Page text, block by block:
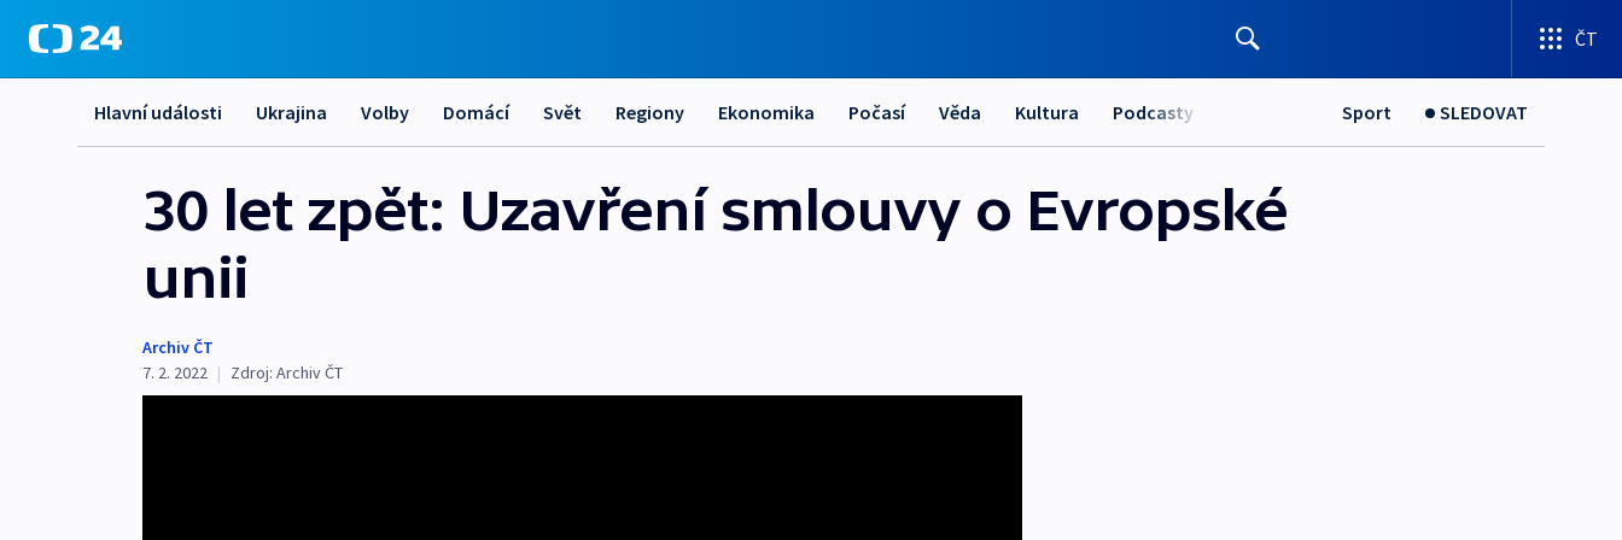
ČT
Hlavní události Ukrajina Volby Domácí Svět Regiony Ekonomika Počasí Věda Kultura Podcasty Sport SLEDOVAT
30 let zpět: Uzavření smlouvy o Evropské
unii
Archiv ČT
7. 2. 2022 | Zdroj: Archiv ČT